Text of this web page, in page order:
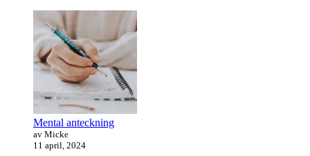
Mental anteckning
av Micke
11 april, 2024